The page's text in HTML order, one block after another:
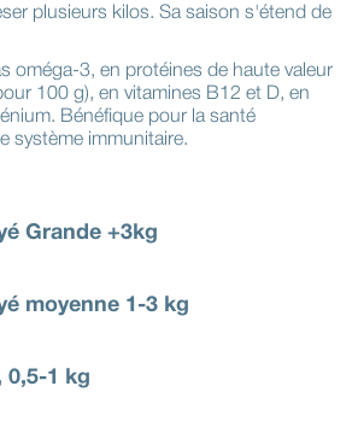
plusieurs kilos. Sa saison s'étend de
oméga-3, en protéines de haute valeur
100 g), en vitamines B12 et D, en
Bénéfique pour la santé
système immunitaire.
Grande +3kg
moyenne 1-3 kg
0,5-1 kg